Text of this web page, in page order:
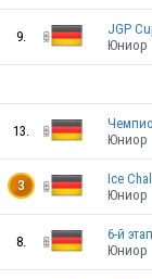
GER
9.
JGP
Юниор
13.
Юниор
3
Ice
Юниор
8.
6-й
Юниор